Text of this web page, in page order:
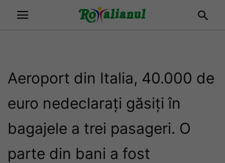
Aeroport din Italia, 40.000 de
euro nedeclarați găsiți în
bagajele a trei pasageri. O
parte din bani a fost